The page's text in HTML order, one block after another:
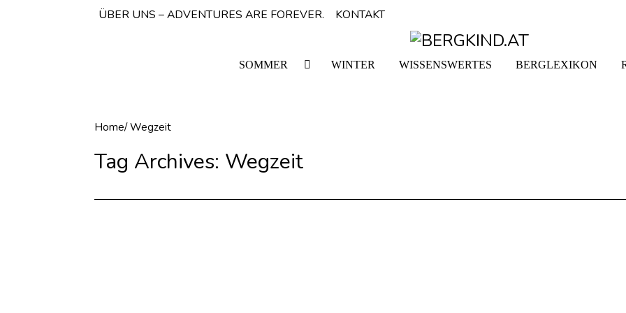
ÜBER UNS – ADVENTURES ARE FOREVER. KONTAKT
SOMMER WINTER WISSENSWERTES BERGLEXIKON
Home/ Wegzeit
Tag Archives: Wegzeit